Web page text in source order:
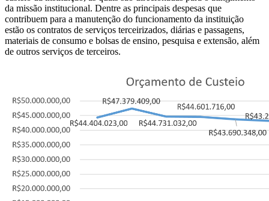
da missão institucional. Dentre as principais despesas que
contribuem para a manutenção do funcionamento da instituição
estão os contratos de serviços terceirizados, diárias e passagens,
materiais de consumo e bolsas de ensino, pesquisa e extensão, além
de outros serviços de terceiros.